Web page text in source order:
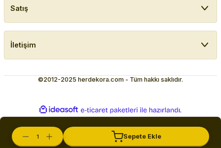
Sepete Ekle
Satış
İletişim
©2012-2025 herdekora.com - Tüm hakkı saklıdır.
ideasoft
e-
ticaret
hazırlandı.